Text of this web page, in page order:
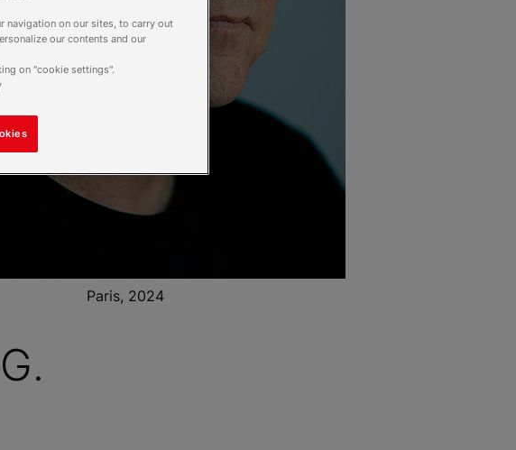
Paris, 2024
navigation on our sites, to carry out
our contents and our
on "cookie settings".